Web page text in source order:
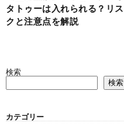
タトゥーは入れられる？リス
クと注意点を解説
検索
検索
カテゴリー